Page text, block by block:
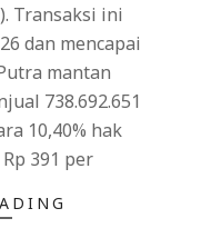
Transaksi ini
dan mencapai
mantan
738.692.651
10,40% hak
391 per